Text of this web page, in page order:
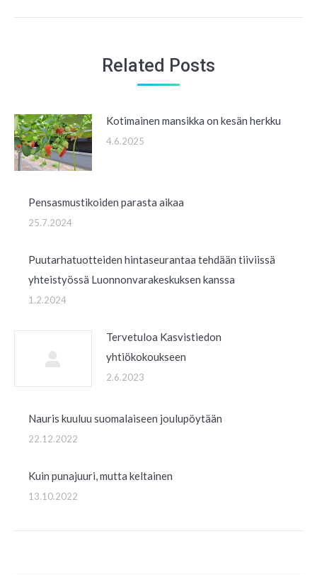
Related Posts
Kotimainen mansikka on kesän herkku
4.6.2025
Pensasmustikoiden parasta aikaa
25.7.2024
Puutarhatuotteiden hintaseurantaa tehdään tiiviissä
yhteistyössä Luonnonvarakeskuksen kanssa
1.2.2024
Tervetuloa Kasvistiedon
yhtiökokoukseen
2.6.2023
Nauris kuuluu suomalaiseen joulupöytään
22.12.2022
Kuin punajuuri, mutta keltainen
13.10.2022